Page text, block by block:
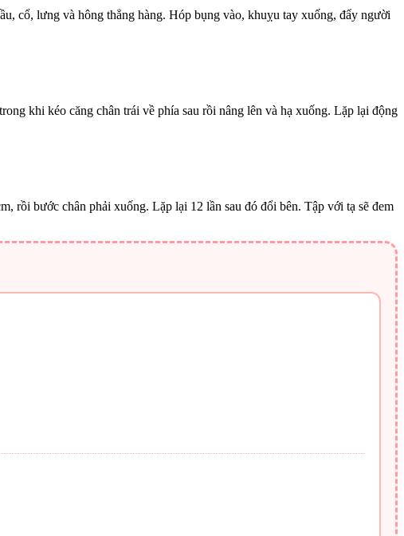
cổ, lưng và hông thẳng hàng. Hóp bụng vào, khuỵu tay xuống, đẩy người
khi kéo căng chân trái về phía sau rồi nâng lên và hạ xuống. Lặp lại động
rồi bước chân phải xuống. Lặp lại 12 lần sau đó đổi bên. Tập với tạ sẽ đem